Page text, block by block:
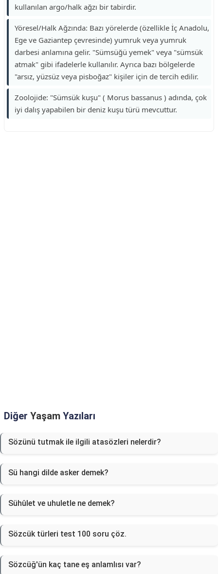
kullanılan argo/halk ağzı bir tabirdir.
Yöresel/Halk Ağzında: Bazı yörelerde (özellikle İç Anadolu,
Ege ve Gaziantep çevresinde) yumruk veya yumruk
darbesi anlamına gelir. "Sümsüğü yemek" veya "sümsük
atmak" gibi ifadelerle kullanılır. Ayrıca bazı bölgelerde
"arsız, yüzsüz veya pisboğaz" kişiler için de tercih edilir.
Zoolojide: "Sümsük kuşu" ( Morus bassanus ) adında, çok
iyi dalış yapabilen bir deniz kuşu türü mevcuttur.
Diğer Yaşam Yazıları
Sözünü tutmak ile ilgili atasözleri nelerdir?
Sü hangi dilde asker demek?
Sühûlet ve uhuletle ne demek?
Sözcük türleri test 100 soru çöz.
Sözcüğ'ün kaç tane eş anlamlısı var?